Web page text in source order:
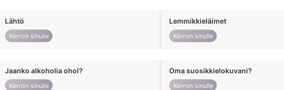
Lähtö
Kerron sinulle
Lemmikkieläimet
Kerron sinulle
Jaanko alkoholia ohol?
Kerron sinulle
Oma suosikkielokuvani?
Kerron sinulle